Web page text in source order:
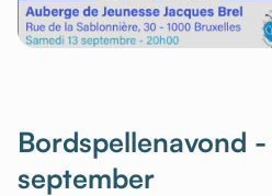
Bordspellenavond
september